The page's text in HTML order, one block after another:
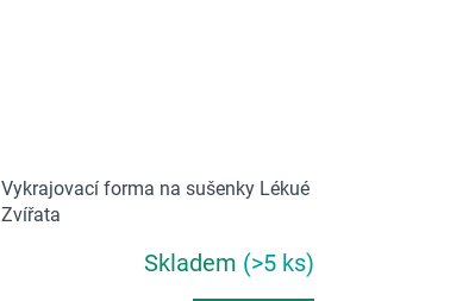
Vykrajovací forma na sušenky Lékué
Zvířata
Skladem (>5 ks)